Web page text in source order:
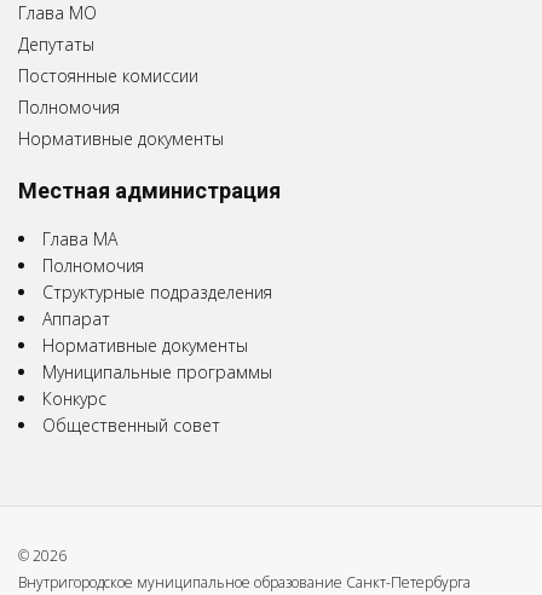
Глава МО
Депутаты
Постоянные комиссии
Полномочия
Нормативные документы
Местная администрация
Глава МА
Полномочия
Структурные подразделения
Аппарат
Нормативные документы
Муниципальные программы
Конкурс
Общественный совет
© 2026
Внутригородское муниципальное образование Санкт-Петербурга